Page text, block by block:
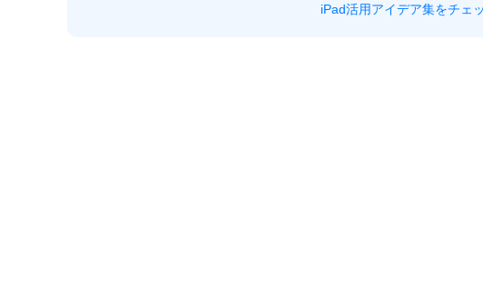
iPad活用アイデア集をチェ